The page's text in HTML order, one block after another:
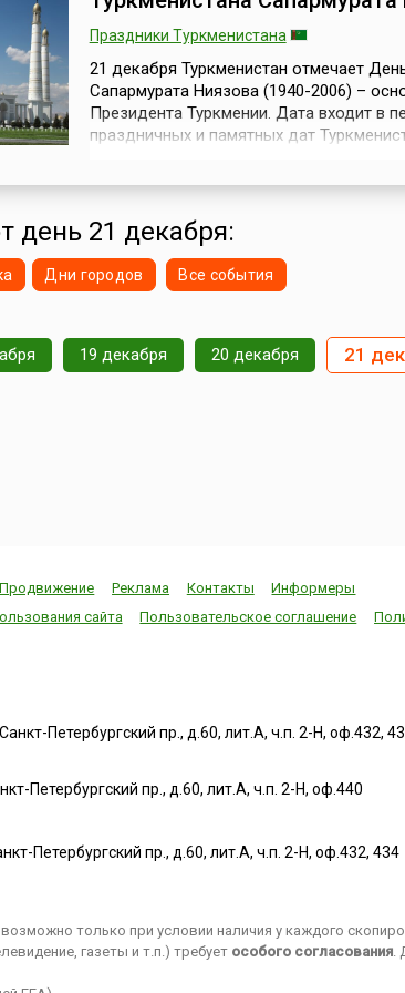
Праздники Туркменистана
21 декабря Туркменистан отмечает
Сапармурата Ниязова (1940-2006) –
Президента Туркмении. Дата входит в
праздничных и памятных дат
становлением независимости после
день 21 декабря:
Дни городов Все события
19 декабря 20 декабря 21
Продвижение Реклама Контакты
Информеры
сайта
Пользовательское соглашение
Петербургский пр., д.60, лит.А, ч.п. 2-Н, оф.432,
Петербургский пр., д.60, лит.А, ч.п. 2-Н, оф.440
Петербургский пр., д.60, лит.А, ч.п. 2-Н, оф.432, 434
только при условии наличия у каждого
газеты и т.п.) требует особого согласования.